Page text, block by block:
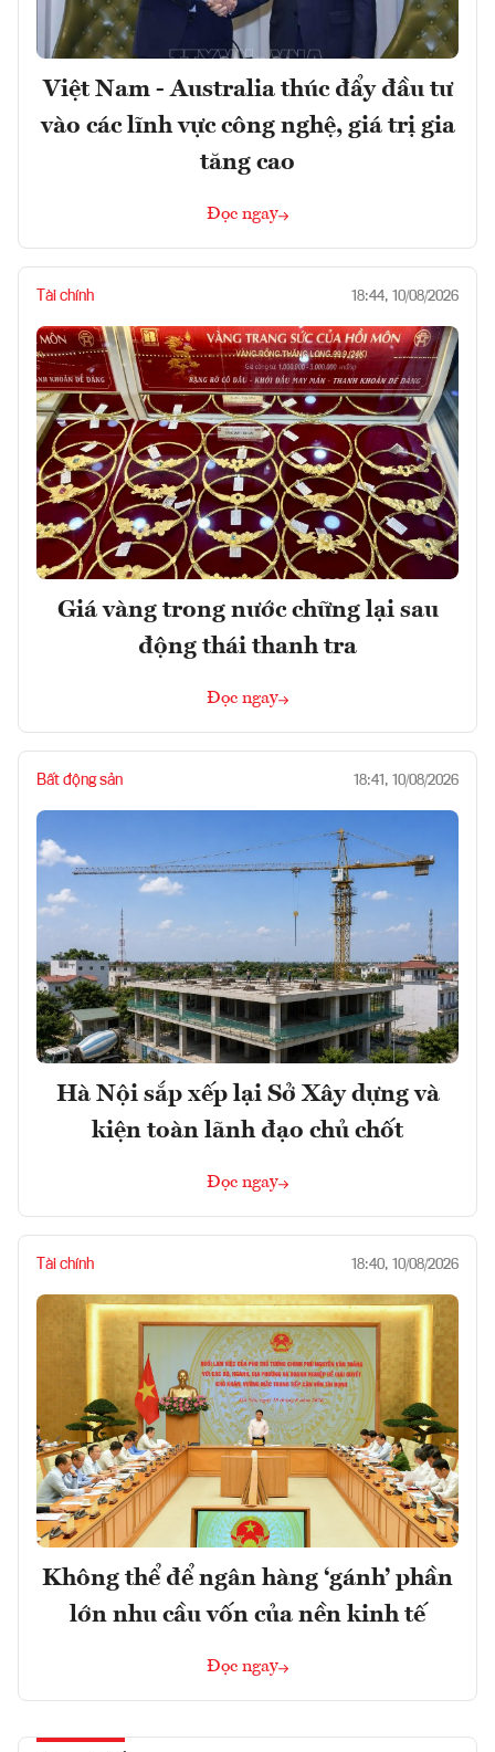
Việt Nam - Australia thúc đẩy đầu tư
vào các lĩnh vực công nghệ, giá trị gia
tăng cao
Đọc ngay
Tài chính 18:44, 10/08/2026
Giá vàng trong nước chững lại sau
động thái thanh tra
Đọc ngay
Bất động sản 18:41, 10/08/2026
Hà Nội sắp xếp lại Sở Xây dựng và
kiện toàn lãnh đạo chủ chốt
Đọc ngay
Tài chính 18:40, 10/08/2026
Không thể để ngân hàng ‘gánh’ phần
lớn nhu cầu vốn của nền kinh tế
Đọc ngay